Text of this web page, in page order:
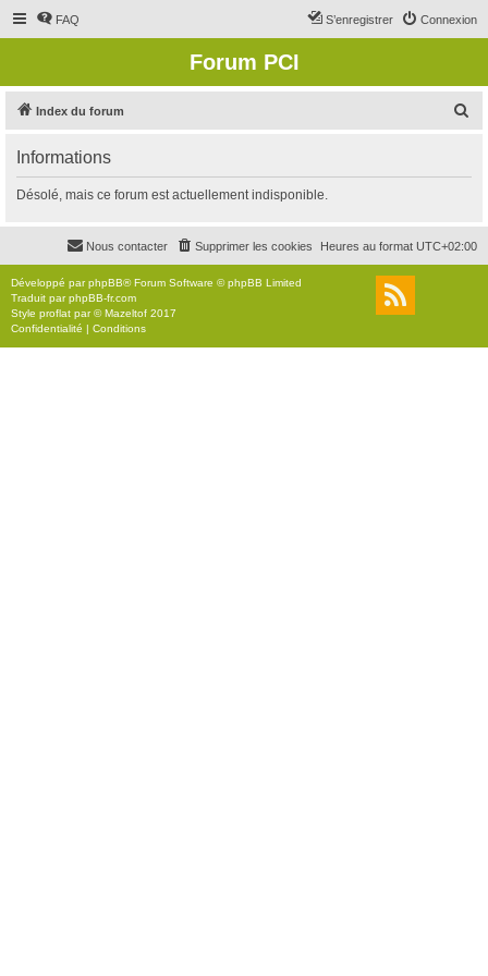
FAQ Connexion
S’enregistrer
Forum PCI
Index du forum
r
c
r
Informations
Désolé, mais ce forum est actuellement indisponible.
Heures au format UTC+02:00
Supprimer les cookies
Nous contacter
Développé parphpBB® Forum Software © phpBB Limited
Traduit parphpBB-fr.com
Style proflat par ©Mazeltof 2017
Confidentialité | Conditions